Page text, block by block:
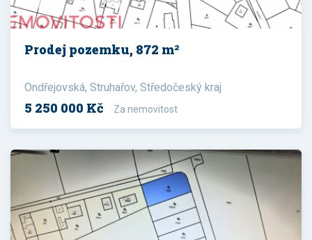
Prodej pozemku, 872 m²
Ondřejovská, Struhařov, Středočeský kraj
5 250 000 Kč Za nemovitost